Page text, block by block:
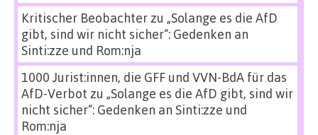
Kritischer Beobachterzu „Solange es die AfD
gibt, sind wir nicht sicher“: Gedenken an
Sinti:zze und Rom:nja
1000 Jurist:innen, die GFF und VVN-BdA für das
AfD-Verbot zu „Solange es die AfD gibt, sind wir
nicht sicher“: Gedenken an Sinti:zze und
Rom:nja